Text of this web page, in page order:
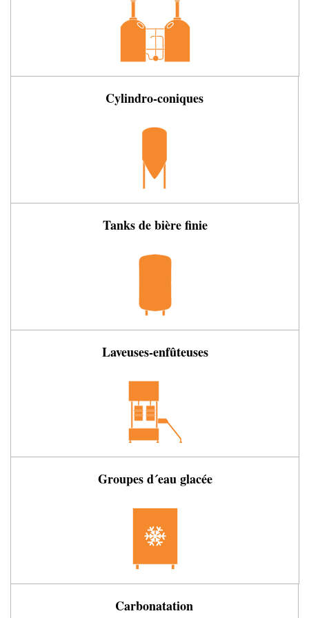
Cylindro-coniques
Tanks de bière finie
Laveuses-enfûteuses
Groupes d´eau glacée
Carbonatation